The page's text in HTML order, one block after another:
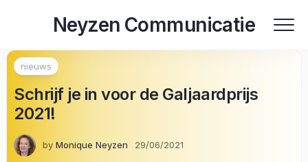
Neyzen Communicatie
nieuws
Schrijf je in voor de Galjaardprijs
2021!
by Monique Neyzen 29/06/2021